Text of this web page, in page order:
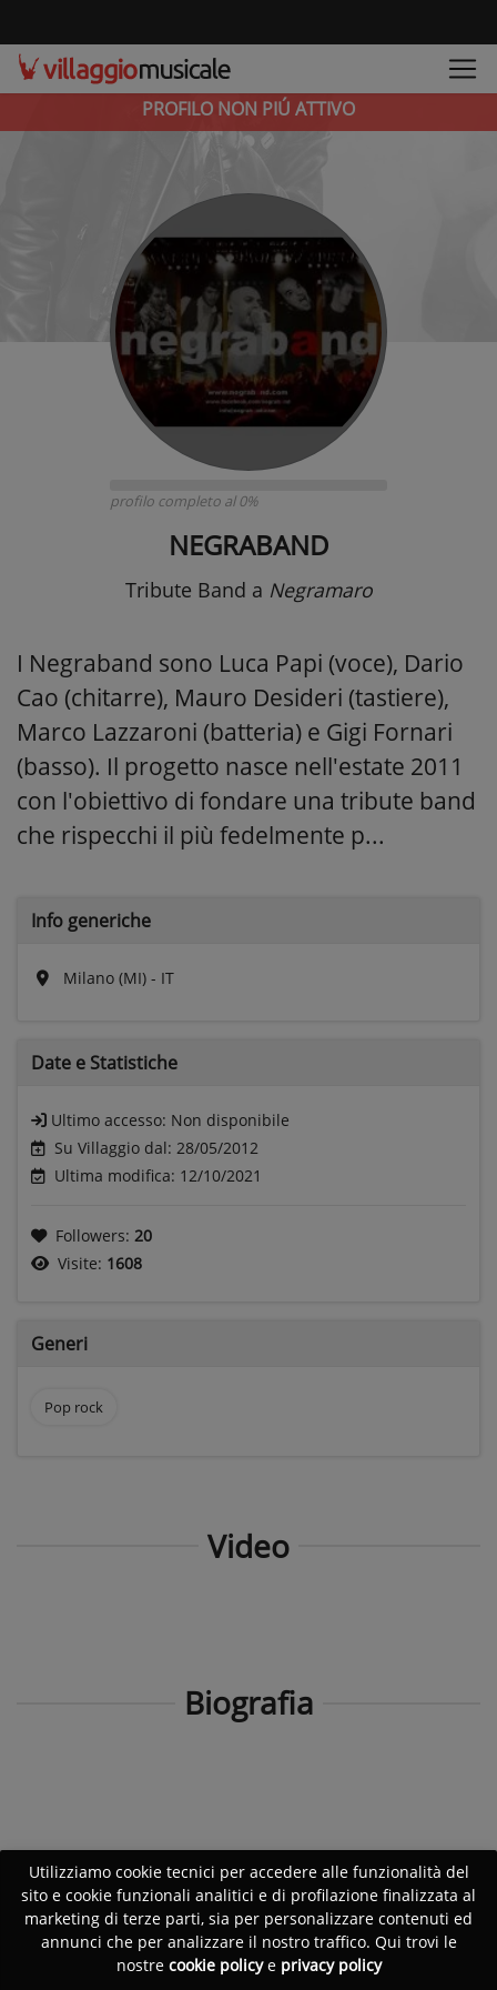
PROFILO NON PIÚ ATTIVO
profilo completo al 0%
NEGRABAND
Tribute Band a Negramaro
I Negraband sono Luca Papi (voce), Dario
Cao (chitarre), Mauro Desideri (tastiere),
Marco Lazzaroni (batteria) e Gigi Fornari
(basso). Il progetto nasce nell'estate 2011
con l'obiettivo di fondare una tribute band
che rispecchi il più fedelmente p...
Info generiche
Milano (MI) - IT
Date e Statistiche
Ultimo accesso: Non disponibile
Su Villaggio dal: 28/05/2012
Ultima modifica: 12/10/2021
Followers: 20
Visite: 1608
Generi
Pop rock
Video
Biografia
Utilizziamo cookie tecnici per accedere alle funzionalità del
sito e cookie funzionali analitici e di profilazione finalizzata al
marketing di terze parti, sia per personalizzare contenuti ed
annunci che per analizzare il nostro traffico. Qui trovi le
nostre cookie policye privacy policy